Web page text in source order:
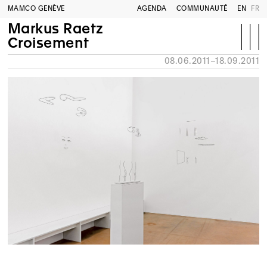
MAMCO GENÈVE AGENDA COMMUNAUTÉ EN FR
Markus Raetz
Croisement
08.06.2011–18.09.2011